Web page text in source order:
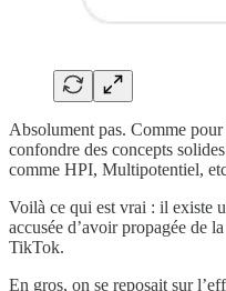
Absolument pas. Comme
confondre des concepts
comme HPI, Multipotentiel,
Voilà ce qui est vrai : il existe
accusée d’avoir propagée de
TikTok.
En gros, on se reposait sur